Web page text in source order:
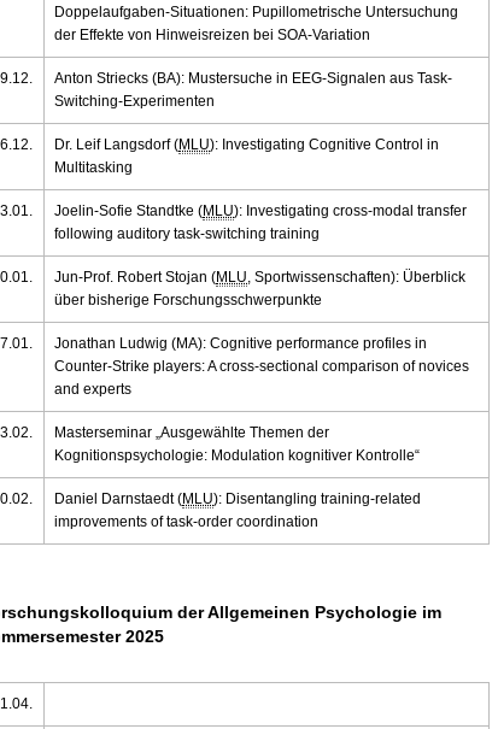
Doppelaufgaben-Situationen: Pupillometrische Untersuchung
der Effekte von Hinweisreizen bei SOA-Variation
Anton Striecks (BA): Mustersuche in EEG-Signalen aus Task-
Switching-Experimenten
Dr. Leif Langsdorf (MLU): Investigating Cognitive Control in
Multitasking
Joelin-Sofie Standtke (MLU): Investigating cross-modal transfer
following auditory task-switching training
Jun-Prof. Robert Stojan (MLU, Sportwissenschaften): Überblick
über bisherige Forschungsschwerpunkte
Jonathan Ludwig (MA): Cognitive performance profiles in
Counter-Strike players: A cross-sectional comparison of novices
and experts
Masterseminar „Ausgewählte Themen der
Kognitionspsychologie: Modulation kognitiver Kontrolle“
Daniel Darnstaedt (MLU): Disentangling training-related
improvements of task-order coordination
der Allgemeinen Psychologie im
2025